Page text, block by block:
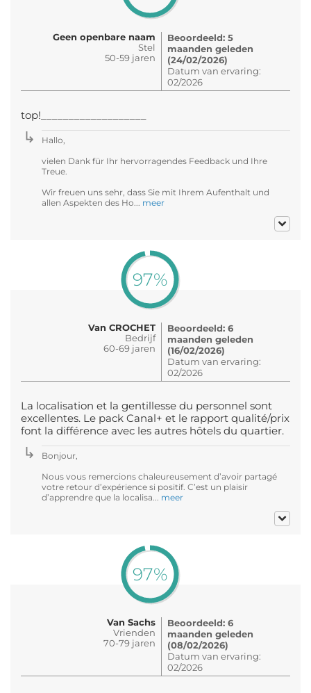
Geen openbare naam
Stel
50-59 jaren
Beoordeeld: 5
maanden geleden
(24/02/2026)
Datum van ervaring:
02/2026
top!___________________
Hallo,
vielen Dank für Ihr hervorragendes Feedback und Ihre
Treue.
Wir freuen uns sehr, dass Sie mit Ihrem Aufenthalt und
allen Aspekten des Ho... meer
97%
Van CROCHET
Bedrijf
60-69 jaren
Beoordeeld: 6
maanden geleden
(16/02/2026)
Datum van ervaring:
02/2026
La localisation et la gentillesse du personnel sont
excellentes. Le pack Canal+ et le rapport qualité/prix
font la différence avec les autres hôtels du quartier.
Bonjour,
Nous vous remercions chaleureusement d’avoir partagé
votre retour d’expérience si positif. C’est un plaisir
d’apprendre que la localisa... meer
97%
Van Sachs
Vrienden
70-79 jaren
Beoordeeld: 6
maanden geleden
(08/02/2026)
Datum van ervaring:
02/2026